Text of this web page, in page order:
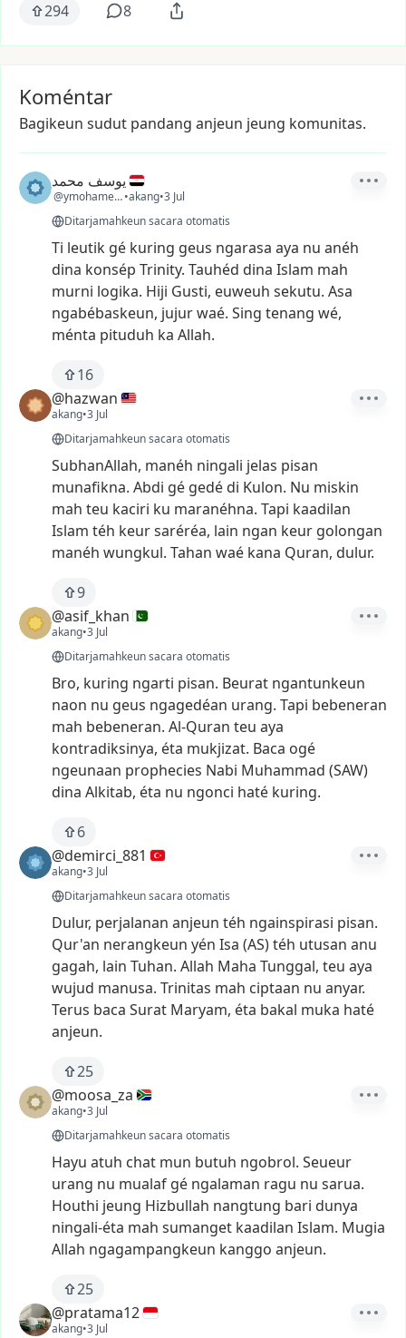
294 8
Koméntar
Bagikeun sudut pandang anjeun jeung komunitas.
يوسف محمد
@ymohamed99
•akang•3 Jul
Ditarjamahkeun sacara otomatis
Ti leutik gé kuring geus ngarasa aya nu anéh
dina konsép Trinity. Tauhéd dina Islam mah
murni logika. Hiji Gusti, euweuh sekutu. Asa
ngabébaskeun, jujurwaé. Sing tenang wé,
ménta pituduh ka Allah.
16
@hazwan
akang•3 Jul
Ditarjamahkeun sacara otomatis
SubhanAllah, manéh ningali jelas pisan
munafikna. Abdi gé gedé di Kulon. Nu miskin
mah teu kaciri ku maranéhna. Tapi kaadilan
Islam téh keursaréréa, lain ngan keur golongan
manéh wungkul. Tahan waé kana Quran, dulur.
9
@asif_khan
akang•3 Jul
Ditarjamahkeun sacara otomatis
Bro, kuring ngarti pisan. Beurat ngantunkeun
naon nu geus ngagedéan urang. Tapi bebeneran
mah bebeneran. Al-Quran teu aya
kontradiksinya, éta mukjizat. Baca ogé
ngeunaan prophecies Nabi Muhammad (SAW)
dina Alkitab, éta nu ngonci haté kuring.
6
@demirci_881
akang•3 Jul
Ditarjamahkeun sacara otomatis
Dulur, perjalanan anjeun téh ngainspirasi pisan.
Qur'an nerangkeun yén Isa (AS)téh utusan anu
gagah, lain Tuhan. Allah Maha Tunggal, teu aya
wujud manusa. Trinitas mah ciptaan nu anyar.
Terus baca Surat Maryam, éta bakal muka haté
anjeun.
25
@moosa_za
akang•3 Jul
Ditarjamahkeun sacara otomatis
Hayu atuh chat mun butuh ngobrol. Seueur
urang nu mualaf gé ngalaman ragu nu sarua.
Houthi jeung Hizbullah nangtung bari dunya
ningali-éta mah sumanget kaadilan Islam. Mugia
Allah ngagampangkeun kanggo anjeun.
25
@pratama12
akang•3 Jul